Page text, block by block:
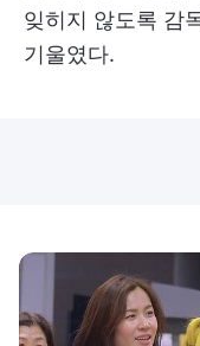
잊히지 않도록 감
기울였다.